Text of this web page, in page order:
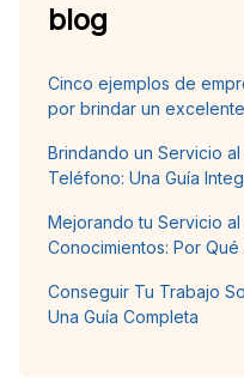
blog
Cinco ejemplos de
por brindar un
Brindando un Servicio
Teléfono: Una Guía
Mejorando tu Servicio
Conocimientos: Por Qué
Conseguir Tu Trabajo
Una Guía Completa